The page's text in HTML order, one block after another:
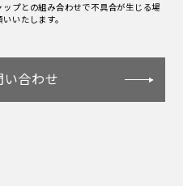
プとの組み合わせで不具合が生じる場
いたします。
い合わせ